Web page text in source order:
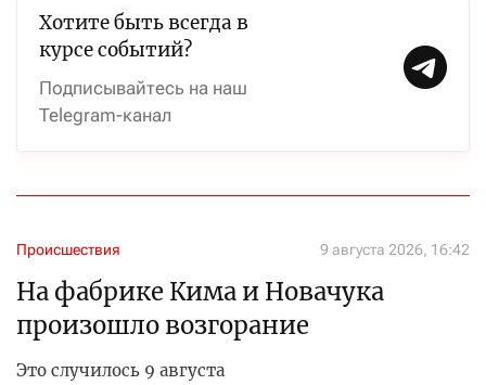
Хотите быть всегда в
курсе событий?
Подписывайтесь на наш
Telegram-канал
Происшествия 9 августа 2026, 16:42
На фабрике Кима и Новачука
произошло возгорание
Это случилось 9 августа